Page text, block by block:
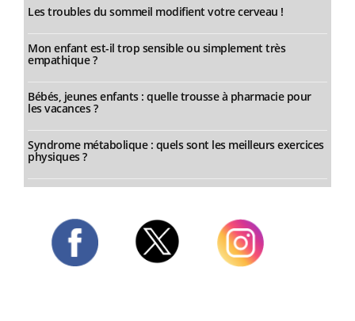
Les troubles du sommeil modifient votre cerveau !
Mon enfant est-il trop sensible ou simplement très
empathique ?
Bébés, jeunes enfants : quelle trousse à pharmacie pour
les vacances ?
Syndrome métabolique : quels sont les meilleurs exercices
physiques ?